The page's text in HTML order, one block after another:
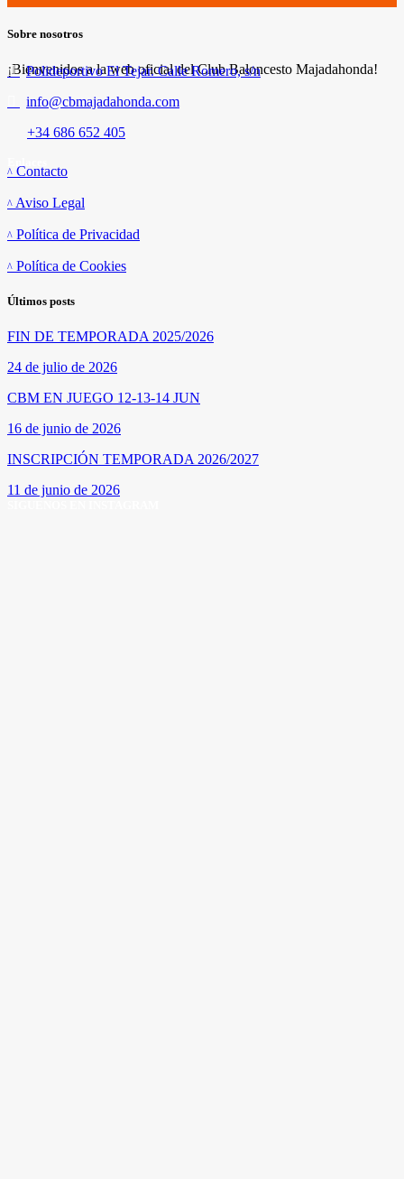
entradas
Sobre nosotros
¡Bienvenidos a la web oficial del Club Baloncesto Majadahonda!
Polideportivo El Tejar. Calle Romero, s/n
info@cbmajadahonda.com
+34 686 652 405
Contacto
Aviso Legal
Política de Privacidad
Política de Cookies
Últimos posts
FIN DE TEMPORADA 2025/2026
24 de julio de 2026
CBM EN JUEGO 12-13-14 JUN
16 de junio de 2026
INSCRIPCIÓN TEMPORADA 2026/2027
11 de junio de 2026